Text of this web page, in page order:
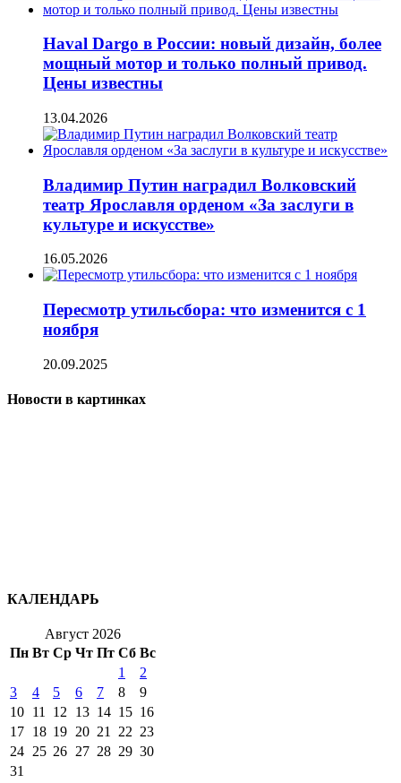
Haval Dargo в России: новый дизайн, более
мощный мотор и только полный привод.
Цены известны
13.04.2026
Владимир Путин наградил Волковский
театр Ярославля орденом «За заслуги в
культуре и искусстве»
16.05.2026
Пересмотр утильсбора: что изменится с 1
ноября
20.09.2025
Новости в картинках
КАЛЕНДАРЬ
Август 2026
Пн Вт Ср Чт Пт Сб Вс
1
2
3
4 5 6 7 8
9
10 11 12 13 14 15 16
17 18 19 20 21 22 23
24 25 26 27 28 29 30
31